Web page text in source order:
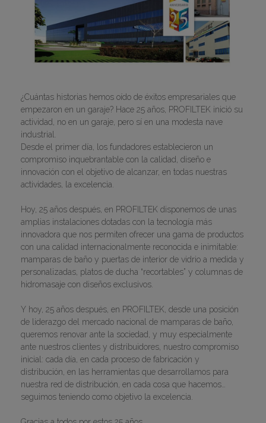
¿Cuántas historias hemos oído de éxitos empresariales que
empezaron en un garaje? Hace 25 años, PROFILTEK inició su
actividad, no en un garaje, pero sí en una modesta nave
industrial.
Desde el primer día, los fundadores establecieron un
compromiso inquebrantable con la calidad, diseño e
innovación con el objetivo de alcanzar, en todas nuestras
actividades, la excelencia.
Hoy, 25 años después, en PROFILTEK disponemos de unas
amplias instalaciones dotadas con la tecnología más
innovadora que nos permiten ofrecer una gama de productos
con una calidad internacionalmente reconocida e inimitable:
mamparas de baño y puertas de interior de vidrio a medida y
personalizadas, platos de ducha “recortables” y columnas de
hidromasaje con diseños exclusivos.
Y hoy, 25 años después, en PROFILTEK, desde una posición
de liderazgo del mercado nacional de mamparas de baño,
queremos renovar ante la sociedad, y muy especialmente
ante nuestros clientes y distribuidores, nuestro compromiso
inicial: cada día, en cada proceso de fabricación y
distribución, en las herramientas que desarrollamos para
nuestra red de distribución, en cada cosa que hacemos…
seguimos teniendo como objetivo la excelencia.